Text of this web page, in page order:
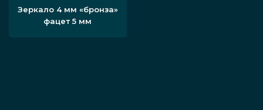
Зеркало 4 мм «бронза»
фацет 5 мм